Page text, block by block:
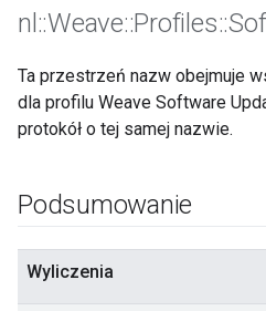
nl ::Weave::Profiles::
Ta przestrzeń nazw obejmuje
dla profilu Weave Software
protokół o tej samej nazwie.
Podsumowanie
Wyliczenia